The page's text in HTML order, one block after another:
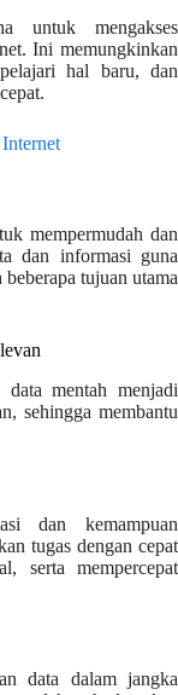
untuk mengakses
Ini memungkinkan
hal baru, dan
mempermudah dan
dan informasi guna
tujuan utama
mentah menjadi
sehingga membantu
dan kemampuan
tugas dengan cepat
serta mempercepat
data dalam jangka